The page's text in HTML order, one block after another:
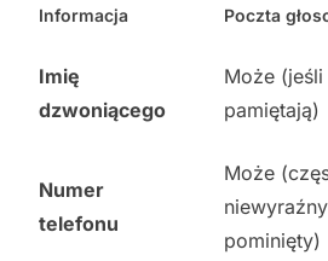
Informacja Poczta
Imię
dzwoniącego
Może (jeśli
pamiętają)
Numer
telefonu
Może
pominięty)